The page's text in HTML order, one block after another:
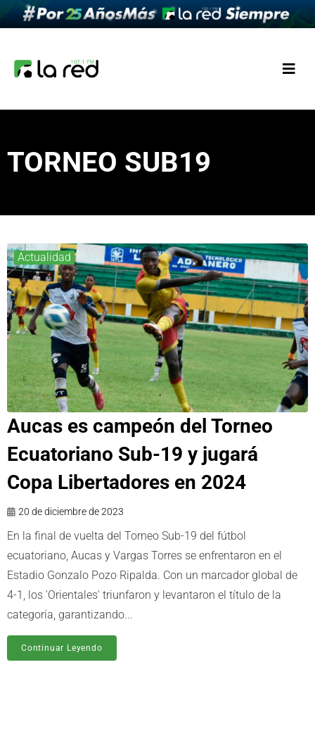
TORNEO SUB19
Actualidad
Aucas es campeón del Torneo
Ecuatoriano Sub-19 y jugará
Copa Libertadores en 2024
20 de diciembre de 2023
En la final de vuelta del Torneo Sub-19 del fútbol
ecuatoriano, Aucas y Vargas Torres se enfrentaron en el
Estadio Gonzalo Pozo Ripalda. Con un marcador global de
4-1, los 'Orientales' triunfaron y levantaron el título de la
categoría, garantizando...
Continuar Leyendo